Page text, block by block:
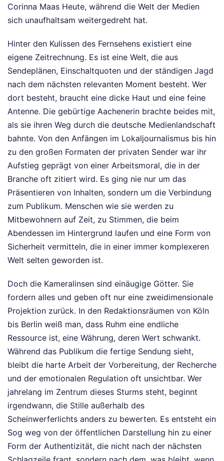
Corinna Maas Heute, während die Welt der Medien
sich unaufhaltsam weitergedreht hat.
Hinter den Kulissen des Fernsehens existiert eine
eigene Zeitrechnung. Es ist eine Welt, die aus
Sendeplänen, Einschaltquoten und der ständigen Jagd
nach dem nächsten relevanten Moment besteht. Wer
dort besteht, braucht eine dicke Haut und eine feine
Antenne. Die gebürtige Aachenerin brachte beides mit,
als sie ihren Weg durch die deutsche Medienlandschaft
bahnte. Von den Anfängen im Lokaljournalismus bis hin
zu den großen Formaten der privaten Sender war ihr
Aufstieg geprägt von einer Arbeitsmoral, die in der
Branche oft zitiert wird. Es ging nie nur um das
Präsentieren von Inhalten, sondern um die Verbindung
zum Publikum. Menschen wie sie werden zu
Mitbewohnern auf Zeit, zu Stimmen, die beim
Abendessen im Hintergrund laufen und eine Form von
Sicherheit vermitteln, die in einer immer komplexeren
Welt selten geworden ist.
Doch die Kameralinsen sind einäugige Götter. Sie
fordern alles und geben oft nur eine zweidimensionale
Projektion zurück. In den Redaktionsräumen von Köln
bis Berlin weiß man, dass Ruhm eine endliche
Ressource ist, eine Währung, deren Wert schwankt.
Während das Publikum die fertige Sendung sieht,
bleibt die harte Arbeit der Vorbereitung, der Recherche
und der emotionalen Regulation oft unsichtbar. Wer
jahrelang im Zentrum dieses Sturms steht, beginnt
irgendwann, die Stille außerhalb des
Scheinwerferlichts anders zu bewerten. Es entsteht ein
Sog weg von der öffentlichen Darstellung hin zu einer
Form der Authentizität, die nicht nach der nächsten